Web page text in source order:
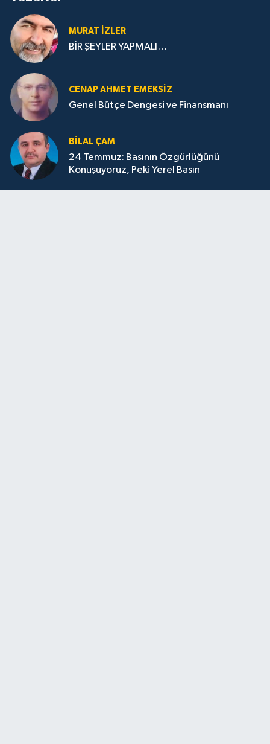
MURAT İZLER
BİR ŞEYLER YAPMALI…
CENAP AHMET EMEKSİZ
Genel Bütçe Dengesi ve Finansmanı
BILAL ÇAM
24 Temmuz: Basının Özgürlüğünü
Konuşuyoruz, Peki Yerel Basın